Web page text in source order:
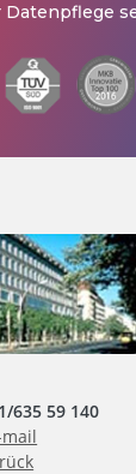
635 59 140